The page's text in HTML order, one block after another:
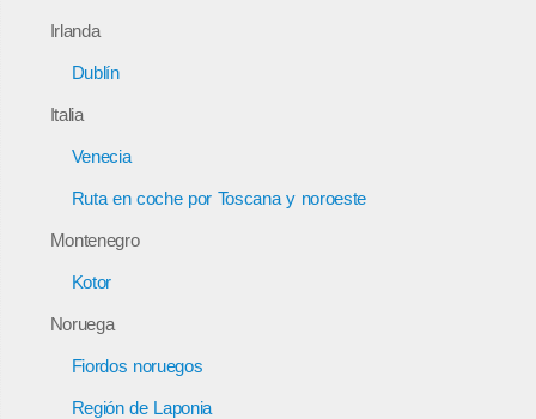
Irlanda
Dublín
Italia
Venecia
Ruta en coche por Toscana y noroeste
Montenegro
Kotor
Noruega
Fiordos noruegos
Región de Laponia